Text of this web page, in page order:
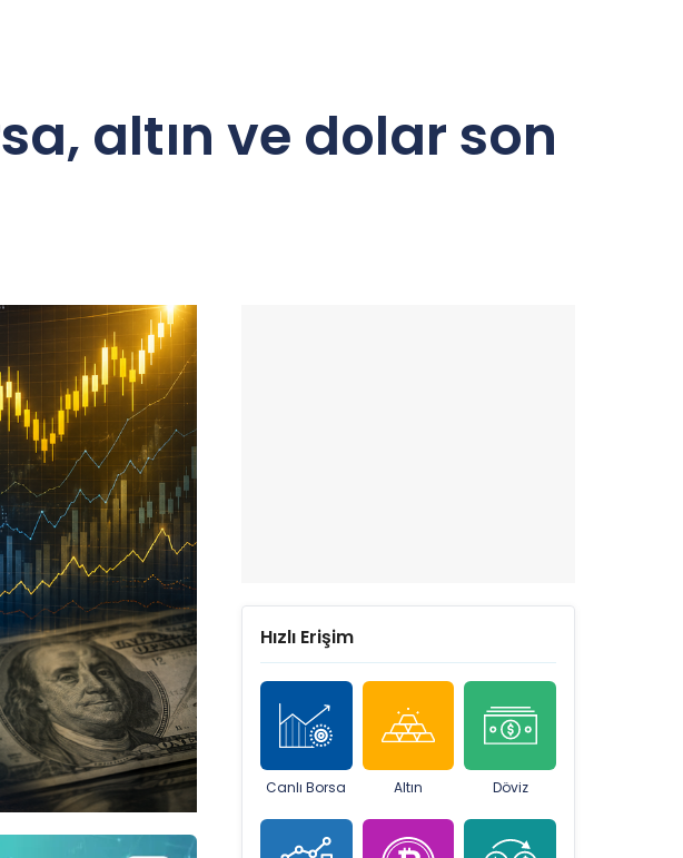
altın ve dolar son
Hızlı Erişim
Canlı Borsa Altın Döviz